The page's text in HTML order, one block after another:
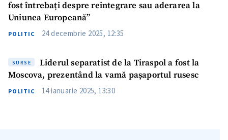
fost întrebați despre reintegrare sau aderarea la
Uniunea Europeană”
POLITIC 24 decembrie 2025, 12:35
SURSE
Liderul separatist de la Tiraspol a fost la
Moscova, prezentând la vamă pașaportul rusesc
POLITIC 14 ianuarie 2025, 13:30